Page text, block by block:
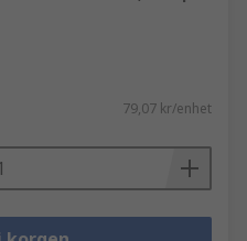
79,07 kr/enhet